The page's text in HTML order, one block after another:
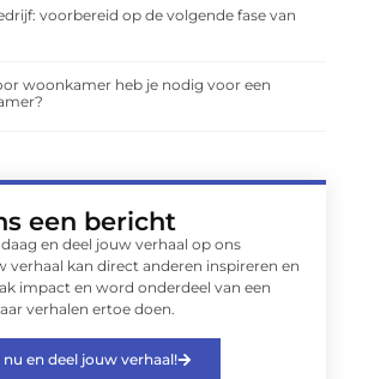
voorbereid op de volgende fase van
woonkamer heb je nodig voor een
een bericht
en deel jouw verhaal op ons
verhaal kan direct anderen inspireren en
impact en word onderdeel van een
verhalen ertoe doen.
nu en deel jouw verhaal!